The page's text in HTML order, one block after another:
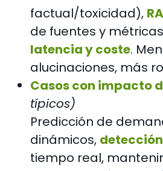
factual/toxicidad),
de fuentes y
latencia y coste.
alucinaciones, más
Casos con impacto
típicos)
Predicción de
dinámicos,
tiempo real,